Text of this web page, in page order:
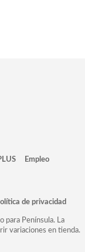
Empleo
de privacidad
para Península. La
variaciones en tienda.